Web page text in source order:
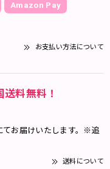
Amazon Pay
お支払い方法について
送料無料！
てお届けいたします。※追
送料について